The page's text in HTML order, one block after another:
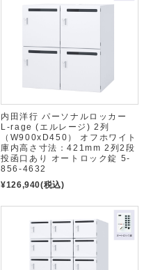
内田洋行 パーソナルロッカー
L-rage (エルレージ) 2列
（W900xD450） オフホワイト
庫内高さ寸法：421mm 2列2段
投函口あり オートロック錠 5-
856-4632
¥126,940(税込)